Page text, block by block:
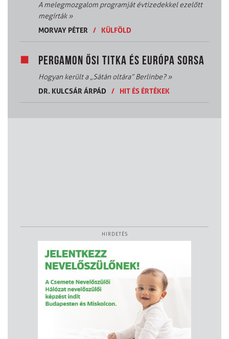
A melegmozgalom programját évtizedekkel ezelőtt
megírták»
MORVAY PÉTER
/ KÜLFÖLD
PERGAMON ŐSI TITKA ÉS EURÓPA SORSA
Hogyan került a „Sátán oltára” Berlinbe?»
DR. KULCSÁR ÁRPÁD
/ HIT ÉS ÉRTÉKEK
HIRDETÉS